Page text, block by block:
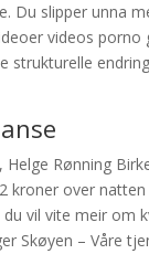
Du slipper unna
videos
Rønning
kroner over
vil vite meir om
Skøyen – Våre